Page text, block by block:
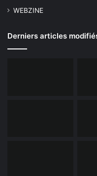
WEBZINE
Derniers articles